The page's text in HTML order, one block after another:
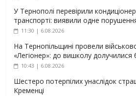
У Тернополі перевірили
транспорті: виявили одне
11:30 | 6.08.2026
На Тернопільщині провели
«Легіонер»: до вишколу долучилися
10:43 | 6.08.2026
Шестеро потерпілих унаслідок
Кременці